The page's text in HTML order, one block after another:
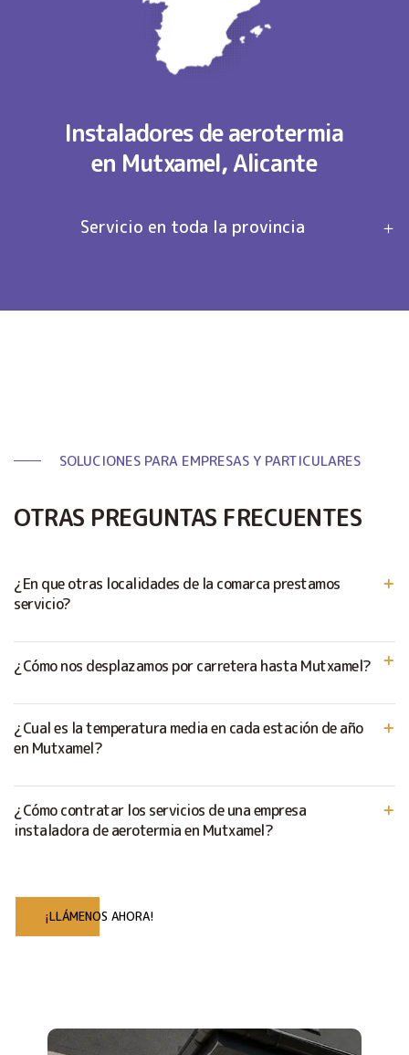
Instaladores de aerotermia
en Mutxamel, Alicante
Servicio en toda la provincia
SOLUCIONES PARA EMPRESAS Y PARTICULARES
OTRAS PREGUNTAS FRECUENTES
¿En que otras localidades de la comarca prestamos
servicio?
¿Cómo nos desplazamos por carretera hasta Mutxamel?
¿Cual es la temperatura media en cada estación de año
en Mutxamel?
¿Cómo contratar los servicios de una empresa
instaladora de aerotermia en Mutxamel?
¡LLÁMENOS AHORA!